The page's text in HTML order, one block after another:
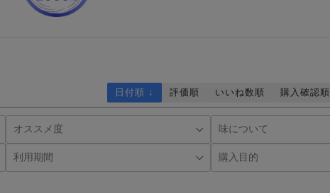
日付順 ↓ 評価順 いいね数順 購入確認順